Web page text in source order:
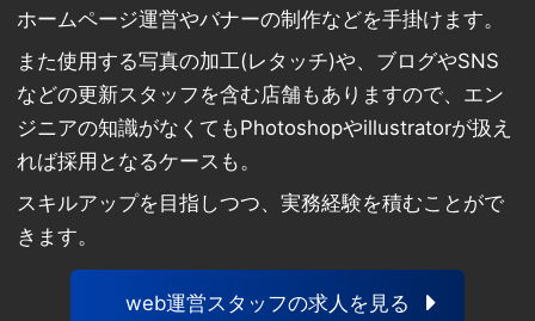
ホームページ運営やバナーの制作などを手掛けます。
また使用する写真の加工(レタッチ)や、ブログやSNS
などの更新スタッフを含む店舗もありますので、エン
ジニアの知識がなくてもPhotoshopやillustratorが扱え
れば採用となるケースも。
スキルアップを目指しつつ、実務経験を積むことがで
きます。
web運営スタッフの求人を見る